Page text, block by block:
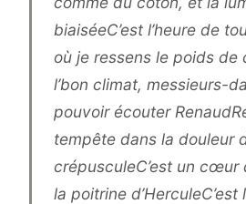
biaiséeC’est l’heure de
où je ressens le poids de
l’bon climat, messieurs-
pouvoir écouter
tempête dans la douleur
crépusculeC’est un cœur
la poitrine d’Hercule